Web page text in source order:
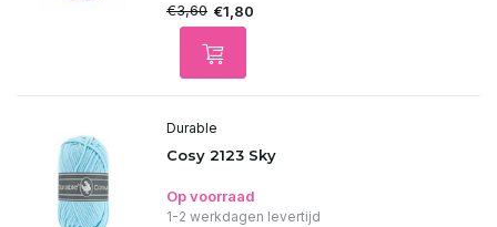
€3,60 €1,80
Durable
Cosy 2123 Sky
Op voorraad
1-2 werkdagen levertijd